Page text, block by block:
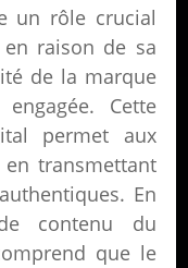
un rôle crucial
raison de sa
de la marque
Cette
permet aux
transmettant
En
contenu du
que le